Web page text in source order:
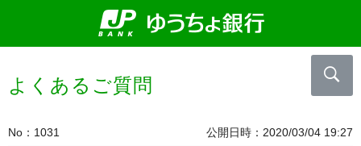
よくあるご質問
No 1031 公開日時 2020/03/04 19:27